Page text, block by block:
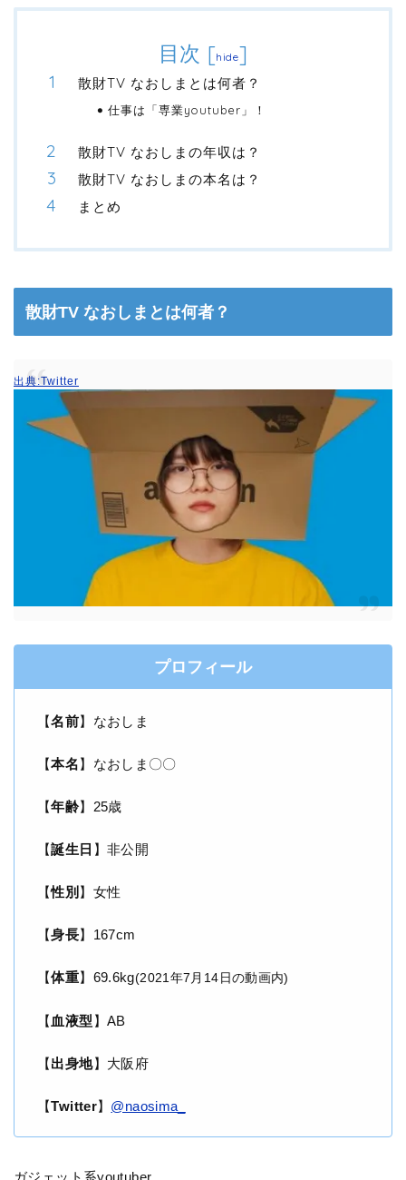
目次 [hide]
散財TV なおしまとは何者？
仕事は「専業youtuber」！
散財TV なおしまの年収は？
散財TV なおしまの本名は？
まとめ
散財TV なおしまとは何者？
出典:Twitter
プロフィール
【名前】なおしま
【本名】なおしま〇〇
【年齢】25歳
【誕生日 】非公開
【性別 】女性
【身長】167cm
【体重】69.6kg(2021年7月14日の動画内)
【 血液型 】AB
【出身地】大阪府
【Twitter】 @naosima_
ガジェット系youtuber、